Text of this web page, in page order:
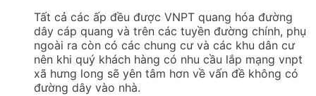
Tất cả các ấp đều được VNPT quang hóa đường
dây cáp quang và trên các tuyền đường chính, phụ
ngoài ra còn có các chung cư và các khu dân cư
nên khi quý khách hàng có nhu cầu lắp mạng vnpt
xã hưng long sẽ yên tâm hơn về vấn đề không có
đường dây vào nhà.